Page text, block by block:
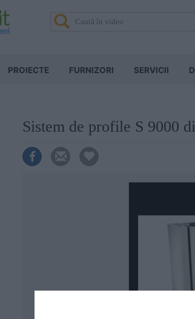
PROIECTE FURNIZORI SERVICII
Sistem de profile S 9000